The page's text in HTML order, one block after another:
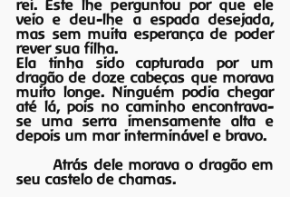
rei. Este lhe perguntou por que ele
veio e deu-lhe a espada desejada,
mas sem muita esperança de poder
rever sua filha.
Ela tinha sido capturada por um
dragão de doze cabeças que morava
muito longe. Ninguém podia chegar
até lá, pois no caminho encontrava-
se uma serra imensamente alta e
depois um mar interminável e bravo.
	Atrás dele morava o dragão em
seu castelo de chamas.